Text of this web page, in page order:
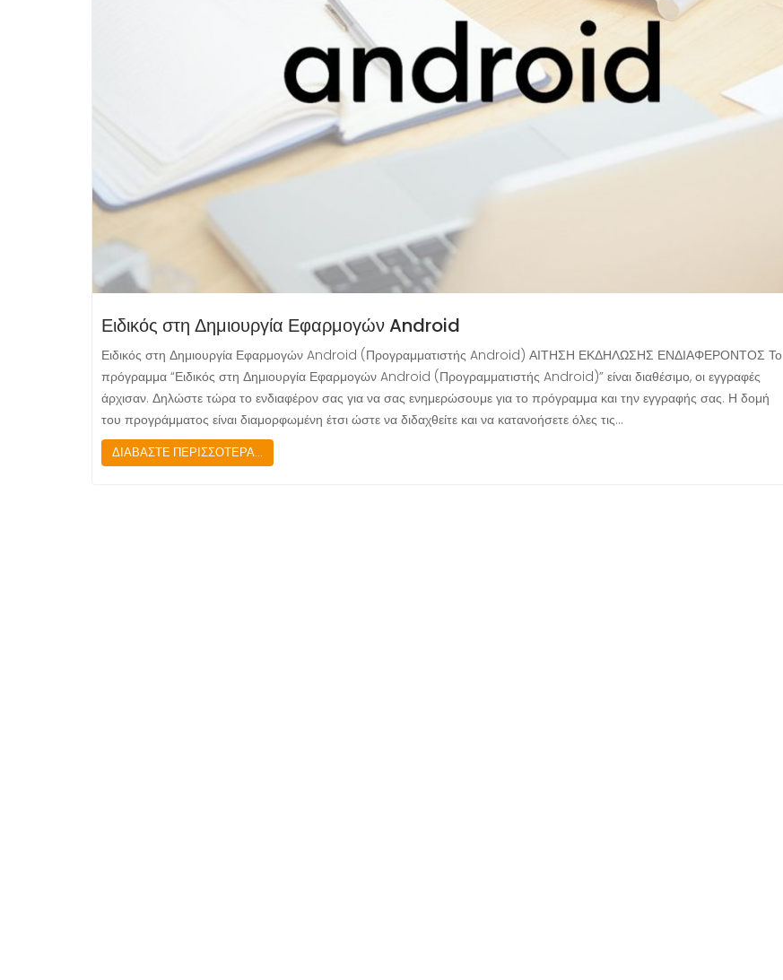
Ειδικός στη Δημιουργία Εφαρμογών Android
Ειδικός στη Δημιουργία Εφαρμογών Android (Προγραμματιστής Android) ΑΙΤΗΣΗ ΕΚΔΗΛΩΣΗΣ ΕΝΔΙΑΦΕΡΟΝΤΟΣ Το
πρόγραμμα “Ειδικός στη Δημιουργία Εφαρμογών Android (Προγραμματιστής Android)” είναι διαθέσιμο, οι εγγραφές
άρχισαν. Δηλώστε τώρα το ενδιαφέρον σας για να σας ενημερώσουμε για το πρόγραμμα και την εγγραφής σας. Η δομή
του προγράμματος είναι διαμορφωμένη έτσι ώστε να διδαχθείτε και να κατανοήσετε όλες τις…
ΔΙΑΒΑΣΤΕ ΠΕΡΙΣΣΟΤΕΡΑ...